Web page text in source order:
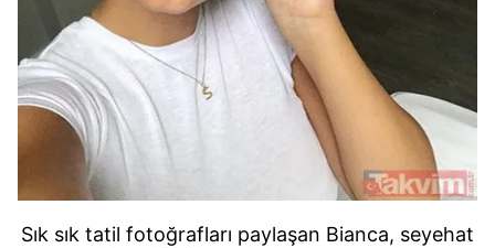
Sık sık tatil fotoğrafları paylaşan Bianca, seyehat